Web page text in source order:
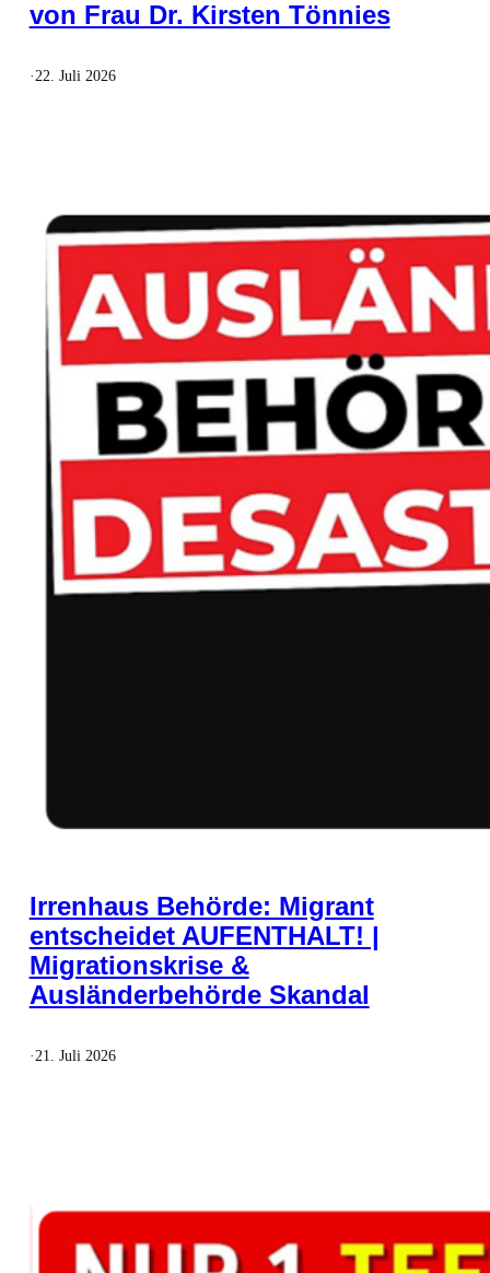
von Frau Dr. Kirsten Tönnies
· 22. Juli 2026
Irrenhaus Behörde: Migrant
entscheidet AUFENTHALT! |
Migrationskrise &
Ausländerbehörde Skandal
· 21. Juli 2026